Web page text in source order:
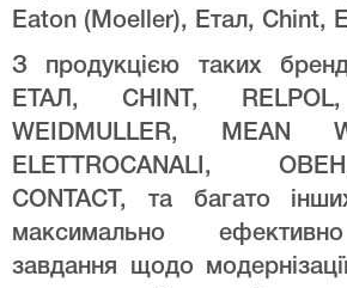
Eaton (Moeller), Етал, Chint,
З продукцією таких
ЕТАЛ, CHINT,
WEIDMULLER, MEAN
ELETTROCANALI,
CONTACT, та багато
максимально
завдання щодо